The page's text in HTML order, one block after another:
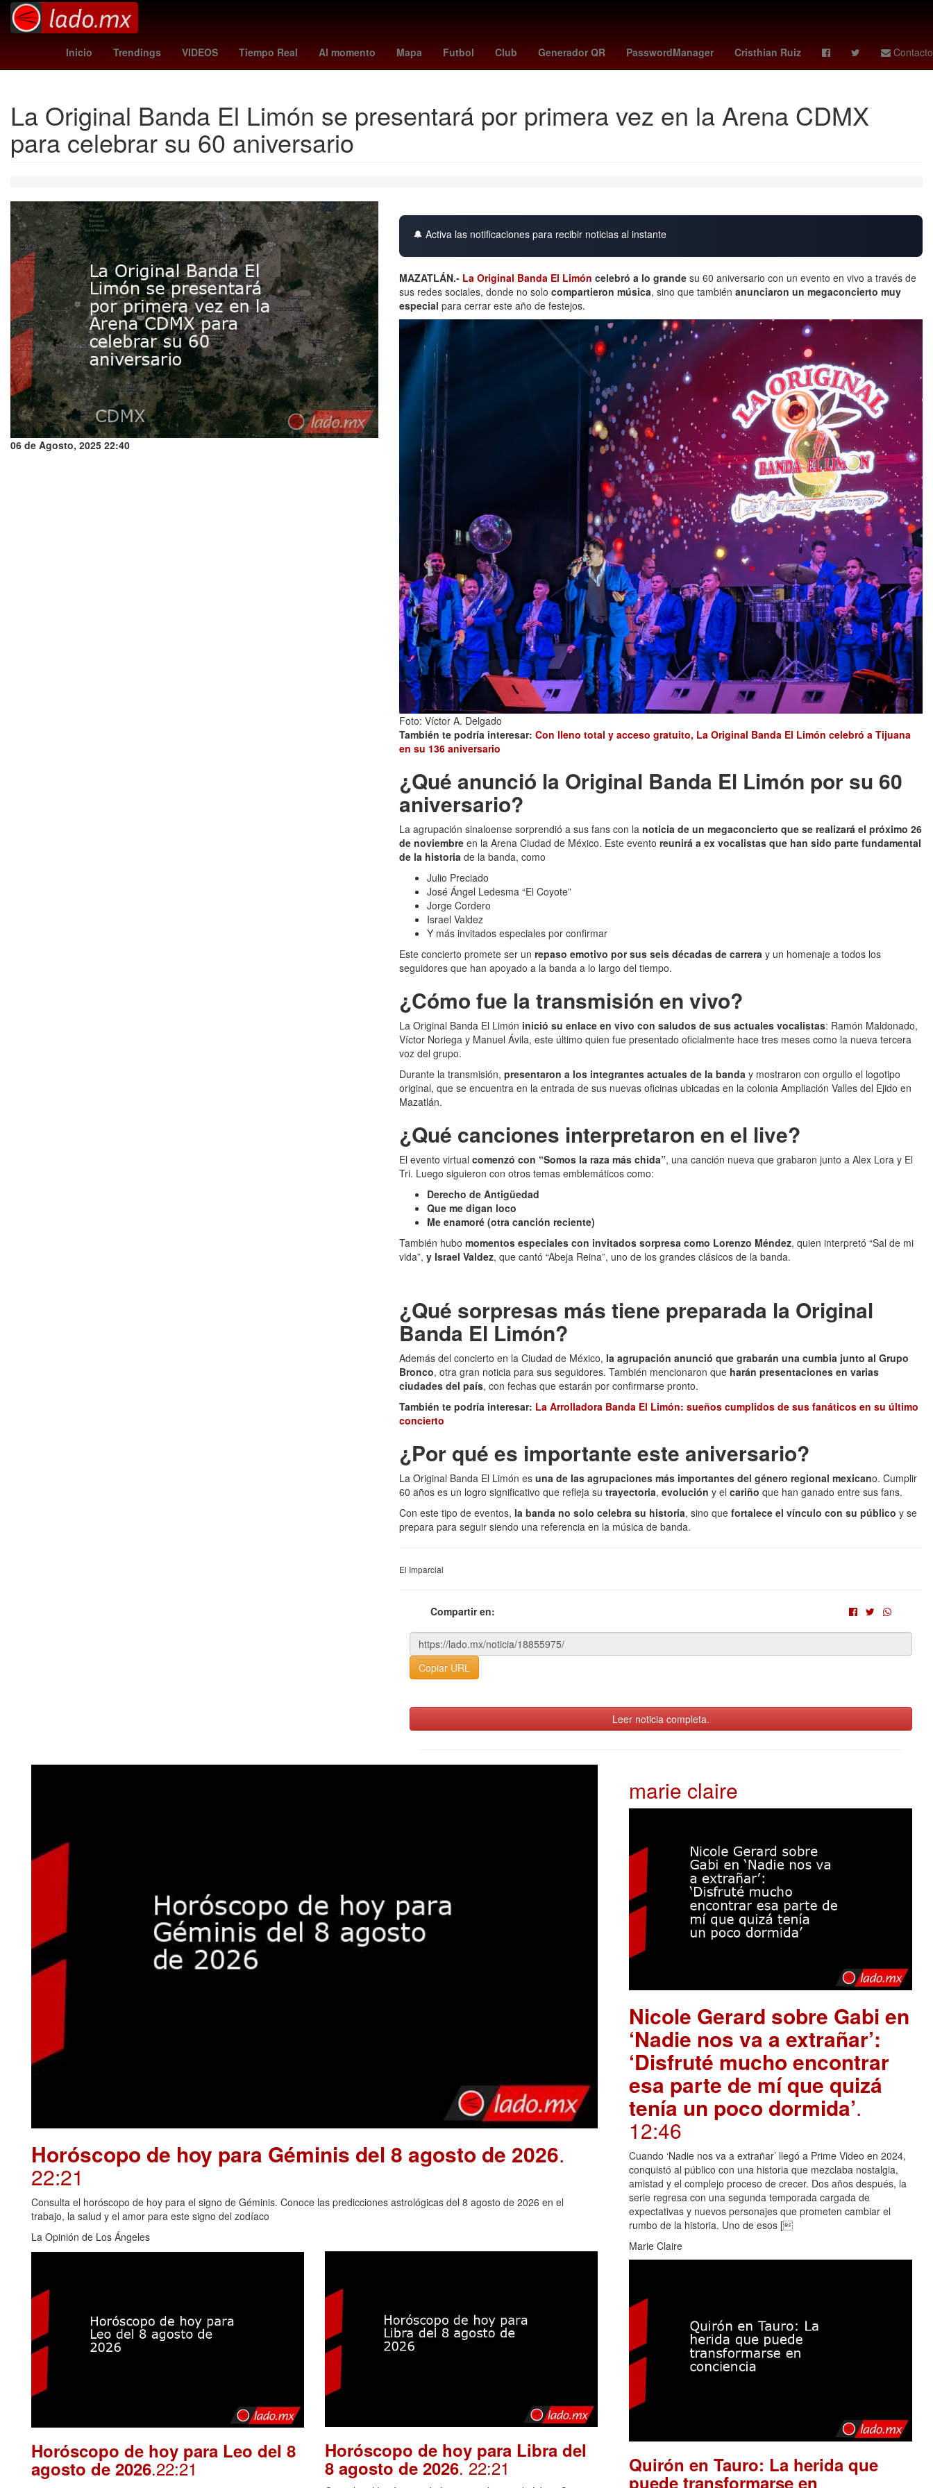
Inicio Trendings VIDEOS Tiempo Real Al momento Mapa Futbol Club Generador QR PasswordManager Cristhian Ruiz Contacto
Nueva York Perú alerta meteorológica Industria Automotriz camberos hugo aguilar ortiz candidato Incendio Pago juarez vs minnesota Gala Montes
La Original Banda El Limón se presentará por primera vez en la Arena CDMX
para celebrar su 60 aniversario
06 de Agosto, 2025 22:40
🔔 Activa las notificaciones para recibir noticias al instante
MAZATLÁN.- La Original Banda El Limón celebró a lo grande su 60 aniversario con un evento en vivo a través de
sus redes sociales, donde no solo compartieron música, sino que también anunciaron un megaconcierto muy
especial para cerrar este año de festejos.
Foto: Víctor A. Delgado
También te podría interesar: Con lleno total y acceso gratuito, La Original Banda El Limón celebró a Tijuana
en su 136 aniversario
¿Qué anunció la Original Banda El Limón por su 60
aniversario?
La agrupación sinaloense sorprendió a sus fans con la noticia de un megaconcierto que se realizará el próximo 26
de noviembre en la Arena Ciudad de México. Este evento reunirá a ex vocalistas que han sido parte fundamental
de la historia de la banda, como
Julio Preciado
José Ángel Ledesma “El Coyote”
Jorge Cordero
Israel Valdez
Y más invitados especiales por confirmar
Este concierto promete ser un repaso emotivo por sus seis décadas de carrera y un homenaje a todos los
seguidores que han apoyado a la banda a lo largo del tiempo.
¿Cómo fue la transmisión en vivo?
La Original Banda El Limón inició su enlace en vivo con saludos de sus actuales vocalistas: Ramón Maldonado,
Víctor Noriega y Manuel Ávila, este último quien fue presentado oficialmente hace tres meses como la nueva tercera
voz del grupo.
Durante la transmisión, presentaron a los integrantes actuales de la banda y mostraron con orgullo el logotipo
original, que se encuentra en la entrada de sus nuevas oficinas ubicadas en la colonia Ampliación Valles del Ejido en
Mazatlán.
¿Qué canciones interpretaron en el live?
El evento virtual comenzó con “Somos la raza más chida”, una canción nueva que grabaron junto a Alex Lora y El
Tri. Luego siguieron con otros temas emblemáticos como:
Derecho de Antigüedad
Que me digan loco
Me enamoré (otra canción reciente)
También hubo momentos especiales con invitados sorpresa como Lorenzo Méndez, quien interpretó “Sal de mi
vida”, y Israel Valdez, que cantó “Abeja Reina”, uno de los grandes clásicos de la banda.
¿Qué sorpresas más tiene preparada la Original
Banda El Limón?
Además del concierto en la Ciudad de México, la agrupación anunció que grabarán una cumbia junto al Grupo
Bronco, otra gran noticia para sus seguidores. También mencionaron que harán presentaciones en varias
ciudades del país, con fechas que estarán por confirmarse pronto.
También te podría interesar: La Arrolladora Banda El Limón: sueños cumplidos de sus fanáticos en su último
concierto
¿Por qué es importante este aniversario?
La Original Banda El Limón es una de las agrupaciones más importantes del género regional mexicano. Cumplir
60 años es un logro significativo que refleja su trayectoria, evolución y el cariño que han ganado entre sus fans.
Con este tipo de eventos, la banda no solo celebra su historia, sino que fortalece el vínculo con su público y se
prepara para seguir siendo una referencia en la música de banda.
El Imparcial
Compartir en:
Copiar URL
Leer noticia completa.
Horóscopo de hoy para Géminis del 8 agosto de 2026.
22:21
Consulta el horóscopo de hoy para el signo de Géminis. Conoce las predicciones astrológicas del 8 agosto de 2026 en el
trabajo, la salud y el amor para este signo del zodíaco
La Opinión de Los Ángeles
Horóscopo de hoy para Leo del 8
agosto de 2026.22:21
Horóscopo de hoy para Libra del
8 agosto de 2026. 22:21
marie claire
Nicole Gerard sobre Gabi en
‘Nadie nos va a extrañar’:
‘Disfruté mucho encontrar
esa parte de mí que quizá
tenía un poco dormida’.
12:46
Cuando ‘Nadie nos va a extrañar’ llegó a Prime Video en 2024,
conquistó al público con una historia que mezclaba nostalgia,
amistad y el complejo proceso de crecer. Dos años después, la
serie regresa con una segunda temporada cargada de
expectativas y nuevos personajes que prometen cambiar el
rumbo de la historia. Uno de esos [
Marie Claire
Quirón en Tauro: La herida que
puede transformarse en